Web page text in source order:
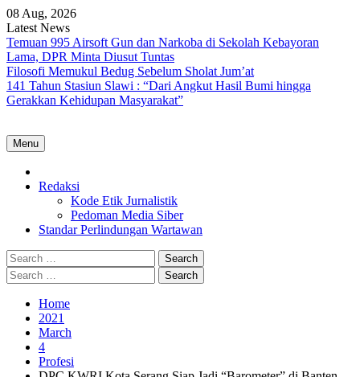
Skip
to
content
08 Aug, 2026
Latest News
Temuan 995 Airsoft Gun dan Narkoba di Sekolah Kebayoran
Lama, DPR Minta Diusut Tuntas
Filosofi Memukul Bedug Sebelum Sholat Jum’at
141 Tahun Stasiun Slawi : “Dari Angkut Hasil Bumi hingga
Gerakkan Kehidupan Masyarakat”
Menu
Redaksi
Kode Etik Jurnalistik
Pedoman Media Siber
Standar Perlindungan Wartawan
Search
for:
Search
for:
Home
2021
March
4
Profesi